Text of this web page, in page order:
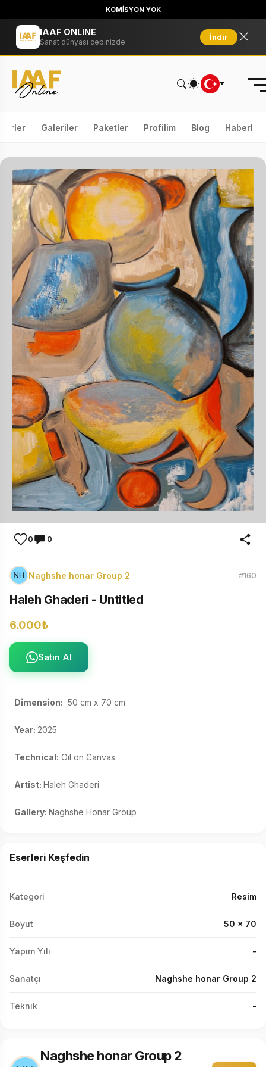
KOMİSYON YOK
IAAF ONLINE
Sanat dünyası cebinizde
İndir
Galeriler Paketler Profilim Blog Haberler
0 0
Naghshe honar Group 2 #160
Haleh Ghaderi - Untitled
6.000₺
Satın Al
Dimension: 50 cm x 70 cm
Year: 2025
Technical: Oil on Canvas
Artist: Haleh Ghaderi
Gallery: Naghshe Honar Group
Eserleri Keşfedin
Kategori Resim
Boyut 50 x 70
Yapım Yılı -
Sanatçı Naghshe honar Group 2
Teknik -
Naghshe honar Group 2